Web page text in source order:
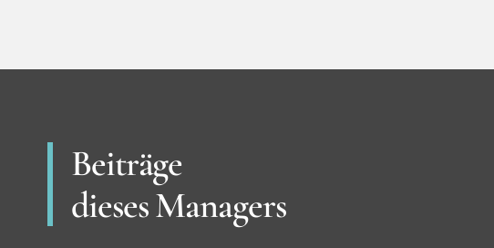
Beiträge
dieses Managers